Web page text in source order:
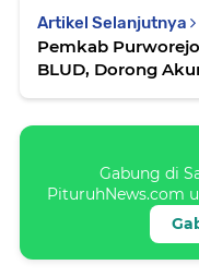
Artikel Selanjutnya
Pemkab
BLUD, Dorong
Gabung di
PituruhNews.com